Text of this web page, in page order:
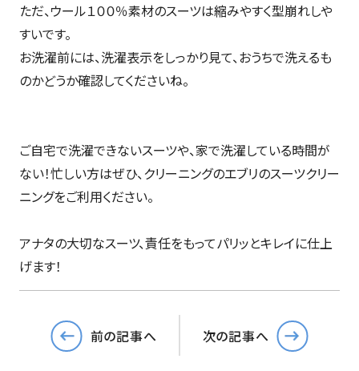
ただ、ウール１００％素材のスーツは縮みやすく型崩れしや
すいです。
お洗濯前には、洗濯表示をしっかり見て、おうちで洗えるも
のかどうか確認してくださいね。
ご自宅で洗濯できないスーツや、家で洗濯している時間が
ない！忙しい方はぜひ、クリーニングのエブリのスーツクリー
ニングをご利用ください。
アナタの大切なスーツ、責任をもってパリッとキレイに仕上
げます！
前の記事へ 次の記事へ